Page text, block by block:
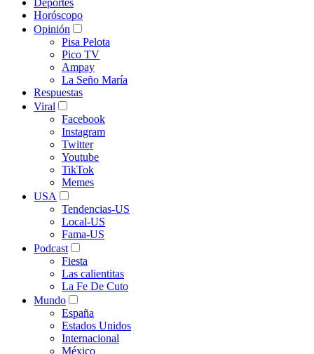
Deportes
Horóscopo
Opinión
Pisa Pelota
Pico TV
Ampay
La Seño María
Respuestas
Viral
Facebook
Instagram
Twitter
Youtube
TikTok
Memes
USA
Tendencias-US
Local-US
Fama-US
Podcast
Fiesta
Las calientitas
La Fe De Cuto
Mundo
España
Estados Unidos
Internacional
México